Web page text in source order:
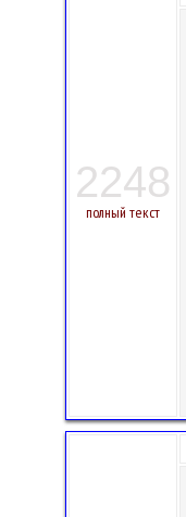
2248
полный текст